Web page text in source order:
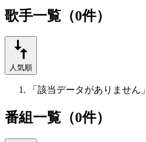
歌手一覧（0件）
人気順
「該当データがありません」
番組一覧（0件）